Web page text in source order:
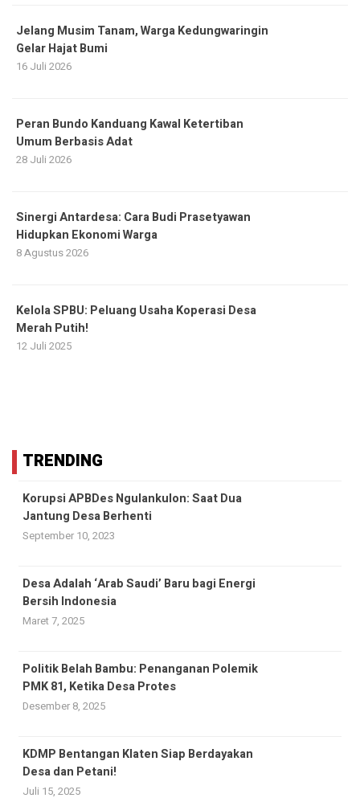
Jelang Musim Tanam, Warga Kedungwaringin
Gelar Hajat Bumi
16 Juli 2026
Peran Bundo Kanduang Kawal Ketertiban
Umum Berbasis Adat
28 Juli 2026
Sinergi Antardesa: Cara Budi Prasetyawan
Hidupkan Ekonomi Warga
8 Agustus 2026
Kelola SPBU: Peluang Usaha Koperasi Desa
Merah Putih!
12 Juli 2025
TRENDING
Korupsi APBDes Ngulankulon: Saat Dua
Jantung Desa Berhenti
September 10, 2023
Desa Adalah ‘Arab Saudi’ Baru bagi Energi
Bersih Indonesia
Maret 7, 2025
Politik Belah Bambu: Penanganan Polemik
PMK 81, Ketika Desa Protes
Desember 8, 2025
KDMP Bentangan Klaten Siap Berdayakan
Desa dan Petani!
Juli 15, 2025